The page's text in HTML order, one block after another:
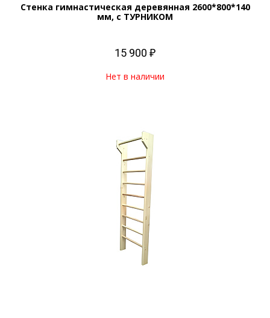
Стенка гимнастическая деревянная 2600*800*140
мм, с ТУРНИКОМ
15 900 ₽
Нет в наличии